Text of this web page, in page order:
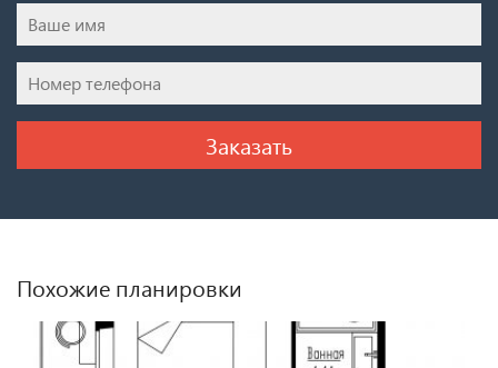
Похожие планировки